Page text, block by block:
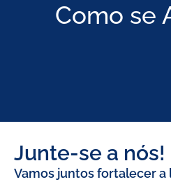
Como se
Junte-se a nós!
Vamos juntos fortalecer a